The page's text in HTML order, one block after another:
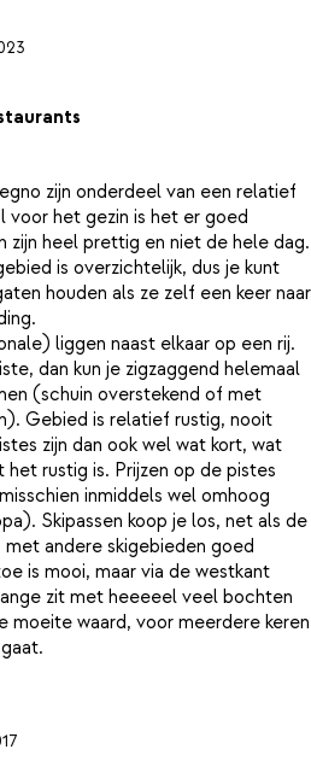
zijn onderdeel van een relatief
voor het gezin is het er goed
zijn heel prettig en niet de hele dag.
is overzichtelijk, dus je kunt
houden als ze zelf een keer naar
liggen naast elkaar op een rij.
dan kun je zigzaggend helemaal
(schuin overstekend of met
Gebied is relatief rustig, nooit
zijn dan ook wel wat kort, wat
het rustig is. Prijzen op de pistes
inmiddels wel omhoog
Skipassen koop je los, net als de
met andere skigebieden goed
is mooi, maar via de westkant
zit met heeeeel veel bochten
moeite waard, voor meerdere keren